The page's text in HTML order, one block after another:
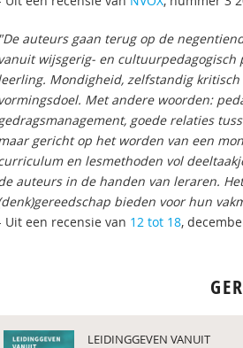
"De auteurs gaan terug op de
vanuit wijsgerig- en
Mondigheid, zelfstandig
vormingsdoel. Met andere woorden:
goede relaties
gericht op het worden van een
en lesmethoden vol
auteurs in de handen van leraren.
bieden voor hun
Uit een recensie van 12 tot 18,
LEIDINGGEVEN VANUIT